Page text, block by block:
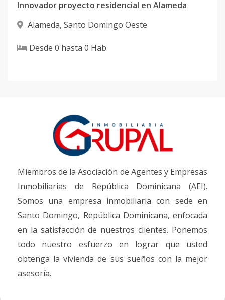
Innovador proyecto residencial en Alameda
Alameda, Santo Domingo Oeste
Desde 0 hasta 0 Hab.
Miembros de la Asociación de Agentes y Empresas
Inmobiliarias de República Dominicana (AEI).
Somos una empresa inmobiliaria con sede en
Santo Domingo, República Dominicana, enfocada
en la satisfacción de nuestros clientes. Ponemos
todo nuestro esfuerzo en lograr que usted
obtenga la vivienda de sus sueños con la mejor
asesoría.